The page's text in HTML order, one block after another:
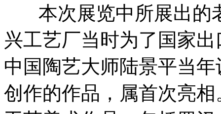
本次展览中所展出的
兴工艺厂当时为了国家
中国陶艺大师陆景平当
创作的作品，属首次亮